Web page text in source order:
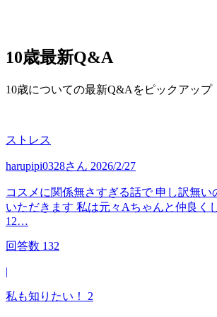
10歳最新Q&A
10歳についての最新Q&Aをピックアップ
ストレス
harupipi0328さん 2026/2/27
コスメに関係無さすぎる話で 申し訳無い
いただきます 私は元々Aちゃんと仲良く
12…
回答数 132
|
私も知りたい！ 2